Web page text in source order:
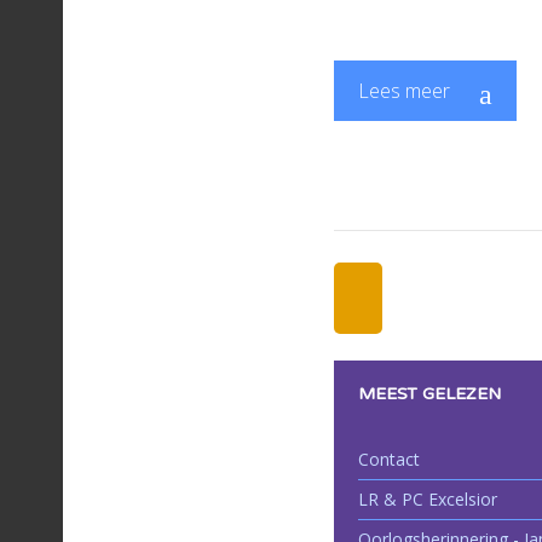
Lees meer
MEEST GELEZEN
Contact
LR & PC Excelsior